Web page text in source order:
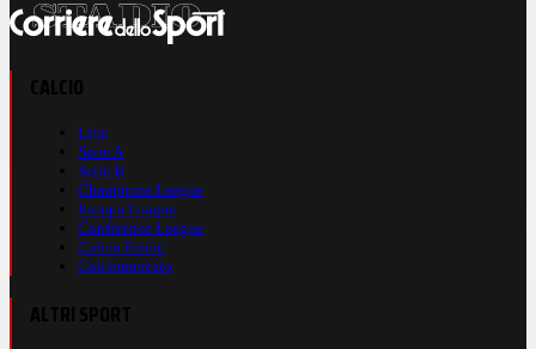
Live
Serie A
Serie B
Champions League
Europa League
Conference League
Calcio Estero
Calciomercato